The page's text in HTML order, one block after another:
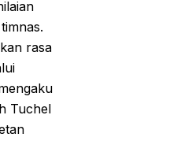
rasa
Tuchel